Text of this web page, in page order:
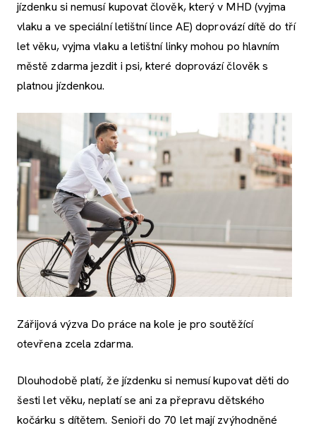
jízdenku si nemusí kupovat člověk, který v MHD (vyjma
vlaku a ve speciální letištní lince AE) doprovází dítě do tří
let věku, vyjma vlaku a letištní linky mohou po hlavním
městě zdarma jezdit i psi, které doprovází člověk s
platnou jízdenkou.
Zářijová výzva Do práce na kole je pro soutěžící
otevřena zcela zdarma.
Dlouhodobě platí, že jízdenku si nemusí kupovat děti do
šesti let věku, neplatí se ani za přepravu dětského
kočárku s dítětem. Senioři do 70 let mají zvýhodněné